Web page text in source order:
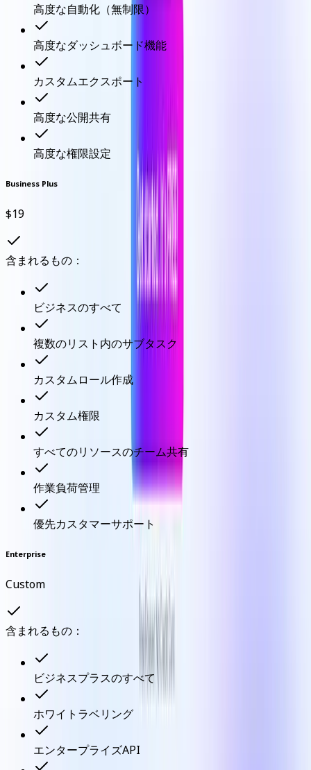
高度な自動化（無制限）
高度なダッシュボード機能
カスタムエクスポート
高度な公開共有
高度な権限設定
Business Plus
$19
含まれるもの：
ビジネスのすべて
複数のリスト内のサブタスク
カスタムロール作成
カスタム権限
すべてのリソースのチーム共有
作業負荷管理
優先カスタマーサポート
Enterprise
Custom
含まれるもの：
ビジネスプラスのすべて
ホワイトラベリング
エンタープライズAPI